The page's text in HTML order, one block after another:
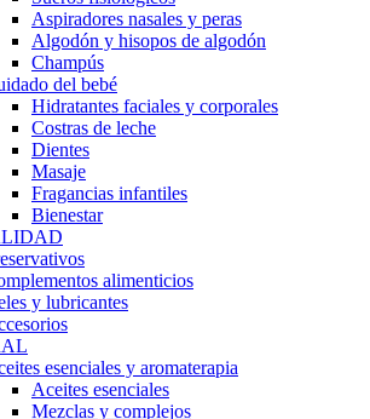
Aspiradores nasales y peras
Algodón y hisopos de algodón
Champús
del bebé
Hidratantes faciales y corporales
Costras de leche
Dientes
Masaje
Fragancias infantiles
Bienestar
alimenticios
y lubricantes
esenciales y aromaterapia
Aceites esenciales
Mezclas y complejos